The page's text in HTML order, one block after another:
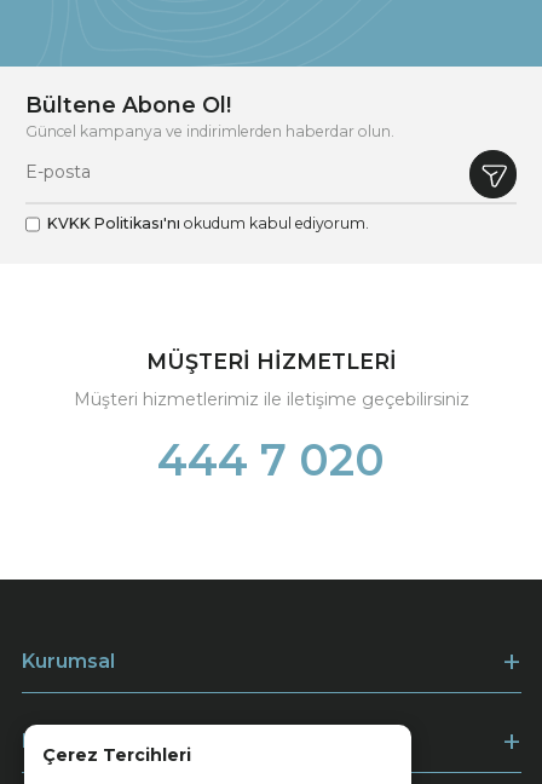
Çerez Tercihleri
Bültene Abone Ol!
Güncel kampanya ve indirimlerden haberdar olun.
KVKK Politikası'nı okudum kabul ediyorum.
MÜŞTERİ HİZMETLERİ
Müşteri hizmetlerimiz ile iletişime geçebilirsiniz
444 7 020
Kurumsal
Müşteri Hizmetleri